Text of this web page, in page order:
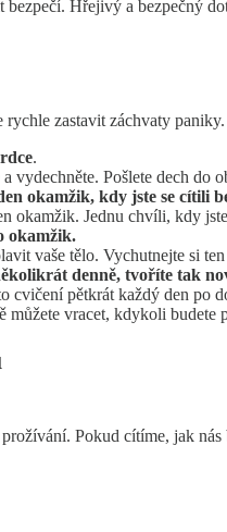
Hřejivý a bezpečný
zastavit záchvaty
.
a vydechněte. Pošlete dech do
okamžik, kdy jste se cítili
okamžik. Jednu chvíli, kdy
okamžik.
vaše tělo. Vychutnejte si
denně, tvoříte tak
cvičení pětkrát každý den po
můžete vracet, kdykoli budete
Pokud cítíme, jak